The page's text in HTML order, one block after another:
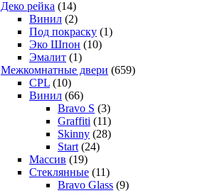
Деко рейка (14)
Винил (2)
Под покраску (1)
Эко Шпон (10)
Эмалит (1)
Межкомнатные двери (659)
CPL (10)
Винил (66)
Bravo S (3)
Graffiti (11)
Skinny (28)
Start (24)
Массив (19)
Стеклянные (11)
Bravo Glass (9)